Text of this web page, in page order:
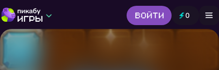
Войти 0
Игры от Пикабу
Выбор редакции
Все жанры